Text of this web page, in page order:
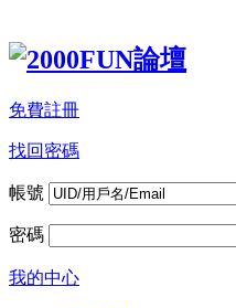
免費註冊
找回密碼
帳號
密碼
我的中心